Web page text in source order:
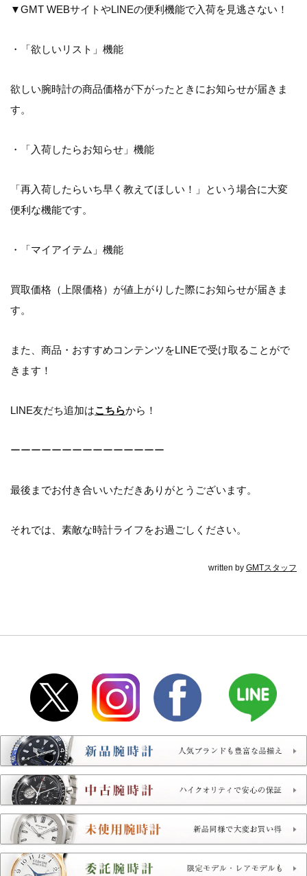
▼GMT WEBサイトやLINEの便利機能で入荷を見逃さない！
・「欲しいリスト」機能
欲しい腕時計の商品価格が下がったときにお知らせが届きま
す。
・「入荷したらお知らせ」機能
「再入荷したらいち早く教えてほしい！」という場合に大変
便利な機能です。
・「マイアイテム」機能
買取価格（上限価格）が値上がりした際にお知らせが届きま
す。
また、商品・おすすめコンテンツをLINEで受け取ることがで
きます！
LINE友だち追加はこちらから！
ーーーーーーーーーーーーーーー
最後までお付き合いいただきありがとうございます。
それでは、素敵な時計ライフをお過ごしください。
written by GMTスタッフ